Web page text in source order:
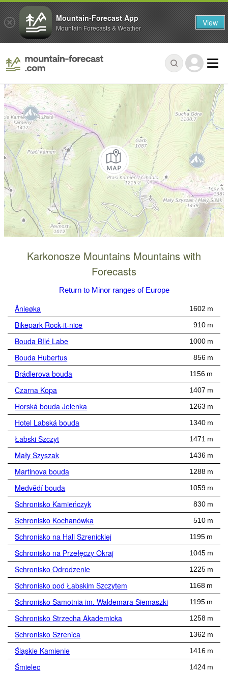
Karkonosze Mountains Mountains with
Forecasts
Return to Minor ranges of Europe
Ånieøka 1602 m
Bikepark Rock-it-nice 910 m
Bouda Bílé Labe 1000 m
Bouda Hubertus 856 m
Brádlerova bouda 1156 m
Czarna Kopa 1407 m
Horská bouda Jelenka 1263 m
Hotel Labská bouda 1340 m
Łabski Szczyt 1471 m
Mały Szyszak 1436 m
Martinova bouda 1288 m
Medvědí bouda 1059 m
Schronisko Kamieńczyk 830 m
Schronisko Kochanówka 510 m
Schronisko na Hali Szrenickiej 1195 m
Schronisko na Przełęczy Okraj 1045 m
Schronisko Odrodzenie 1225 m
Schronisko pod Łabskim Szczytem 1168 m
Schronisko Samotnia im. Waldemara Siemaszki 1195 m
Schronisko Strzecha Akademicka 1258 m
Schronisko Szrenica 1362 m
Śląskie Kamienie 1416 m
Śmielec 1424 m
Mountain-Forecast App
Mountain Forecasts & Weather View